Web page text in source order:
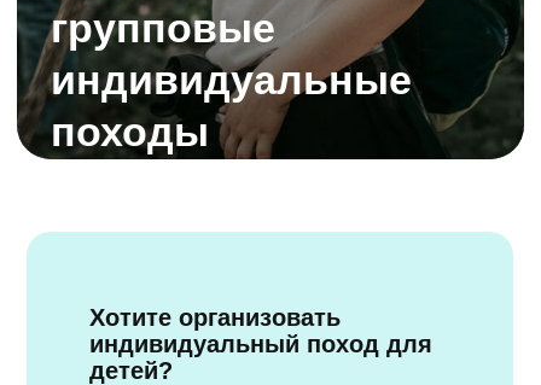
Хотите организовать
индивидуальный поход для
детей?